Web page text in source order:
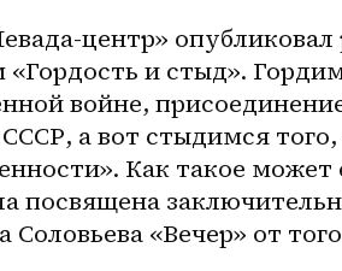
центр»
«Гордость и стыд».
войне,
а вот стыдимся
Как такое
посвящена
«Вечер» от